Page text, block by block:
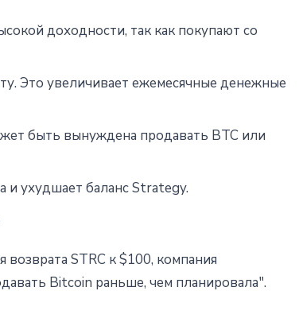
доходности, так как покупают со
Это увеличивает ежемесячные денежные
быть вынуждена продавать BTC или
и ухудшает баланс Strategy.
STRC к $100, компания
Bitcoin раньше, чем планировала".